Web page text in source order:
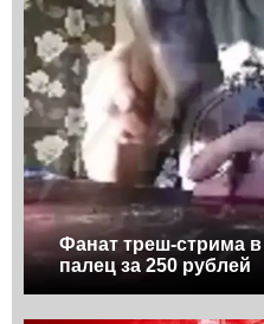
Фанат треш-стрима
палец за 250 рублей